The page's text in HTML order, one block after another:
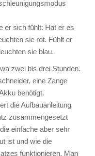
er sich fühlt: Hat er es
sie rot. Fühlt er
sie blau.
zwei bis drei Stunden.
eine Zange
benötigt.
die Aufbauanleitung
zusammengesetzt
einfache aber sehr
ist und wie die
funktionieren. Man